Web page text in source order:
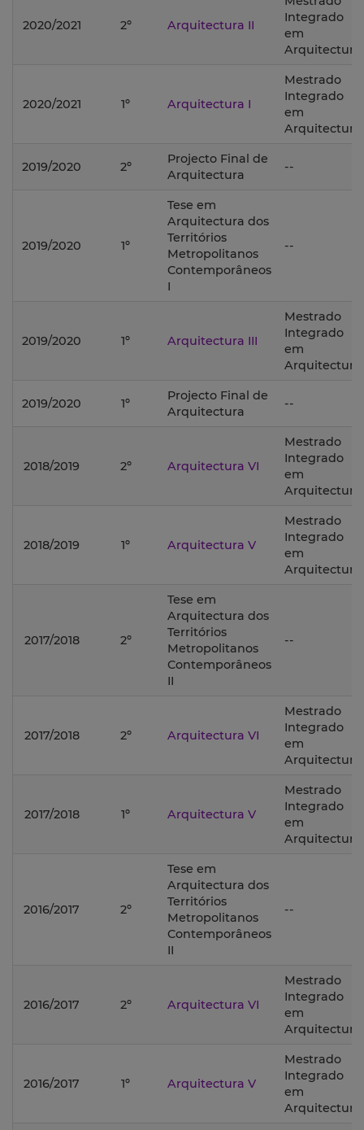
2020/2021 2º Arquitectura II
Integrado
em
Arquitectura;
2020/2021 1º Arquitectura I
Mestrado
Integrado
em
Arquitectura;
2019/2020 2º
Projecto Final de
Arquitectura
--
2019/2020 1º
Tese em
Arquitectura dos
Territórios
Metropolitanos
Contemporâneos
I
--
2019/2020 1º Arquitectura III
Mestrado
Integrado
em
Arquitectura;
2019/2020 1º
Projecto Final de
Arquitectura
--
2018/2019 2º Arquitectura VI
Mestrado
Integrado
em
Arquitectura;
2018/2019 1º Arquitectura V
Mestrado
Integrado
em
Arquitectura;
2017/2018 2º
Tese em
Arquitectura dos
Territórios
Metropolitanos
Contemporâneos
II
--
2017/2018 2º Arquitectura VI
Mestrado
Integrado
em
Arquitectura;
2017/2018 1º Arquitectura V
Mestrado
Integrado
em
Arquitectura;
2016/2017 2º
Tese em
Arquitectura dos
Territórios
Metropolitanos
Contemporâneos
II
--
2016/2017 2º Arquitectura VI
Mestrado
Integrado
em
Arquitectura;
2016/2017 1º Arquitectura V
Mestrado
Integrado
em
Arquitectura;